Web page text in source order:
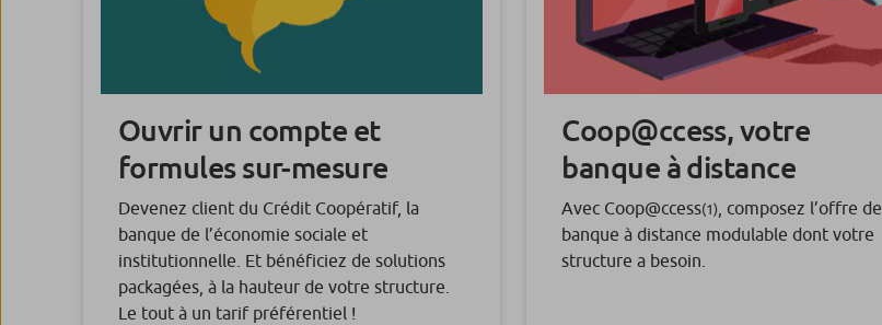
Ouvrir un compte et
formules sur-mesure
Devenez client du Crédit Coopératif, la
banque de l’économie sociale et
institutionnelle. Et bénéficiez de solutions
packagées, à la hauteur de votre structure.
Le tout à un tarif préférentiel !
Coop@ccess, votre
banque à distance
Avec Coop@ccess(1) , composez l’offre de
banque à distance modulable dont votre
structure a besoin.